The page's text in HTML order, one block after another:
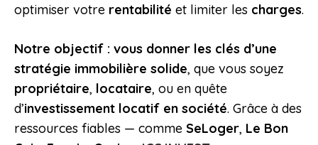
optimiser votre rentabilité et limiter les charges.
Notre objectif : vous donner les clés d’une
stratégie immobilière solide, que vous soyez
propriétaire, locataire, ou en quête
d’investissement locatif en société. Grâce à des
ressources fiables — comme SeLoger, Le Bon